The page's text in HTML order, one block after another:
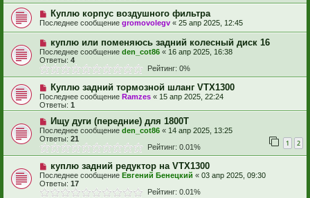
Куплю корпус воздушного фильтра
Последнее сообщение gromovolegv « 25 апр 2025, 12:45
куплю или поменяюсь задний колесный диск 16
Последнее сообщение den_cot86 « 16 апр 2025, 16:38
Ответы: 4
Рейтинг: 0%
Куплю задний тормозной шланг VTX1300
Последнее сообщение Ramzes « 15 апр 2025, 22:24
Ответы: 1
Ищу дуги (передние) для 1800Т
Последнее сообщение den_cot86 « 14 апр 2025, 13:25
Ответы: 21 1 2
Рейтинг: 0.01%
куплю задний редуктор на VTX1300
Последнее сообщение Евгений Бенецкий « 03 апр 2025, 09:30
Ответы: 17
Рейтинг: 0.01%